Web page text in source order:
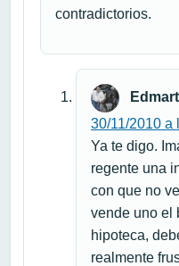
contradictorios.
30/11/2010 a
Ya te digo.
regente una
con que no
vende uno el
hipoteca,
realmente